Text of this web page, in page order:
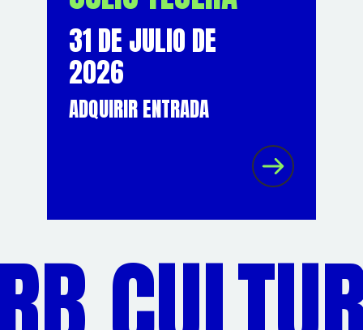
31 DE JULIO DE
2026
ADQUIRIR ENTRADA